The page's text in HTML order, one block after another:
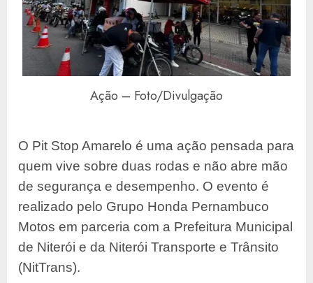
Ação – Foto/Divulgação
O Pit Stop Amarelo é uma ação pensada para
quem vive sobre duas rodas e não abre mão
de segurança e desempenho. O evento é
realizado pelo Grupo Honda Pernambuco
Motos em parceria com a Prefeitura Municipal
de Niterói e da Niterói Transporte e Trânsito
(NitTrans).